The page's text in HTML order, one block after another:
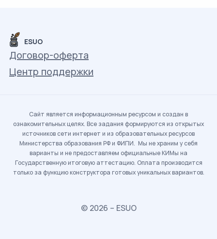
ESUO
Договор-оферта
Центр поддержки
Сайт является информационным ресурсом и создан в
ознакомительных целях. Все задания формируются из открытых
источников сети интернет и из образовательных ресурсов
Министерства образования РФ и ФИПИ. Мы не храним у себя
варианты и не предоставляем официальные КИМы на
Государственную итоговую аттестацию. Оплата производится
только за функцию конструктора готовых уникальных вариантов.
© 2026 – ESUO